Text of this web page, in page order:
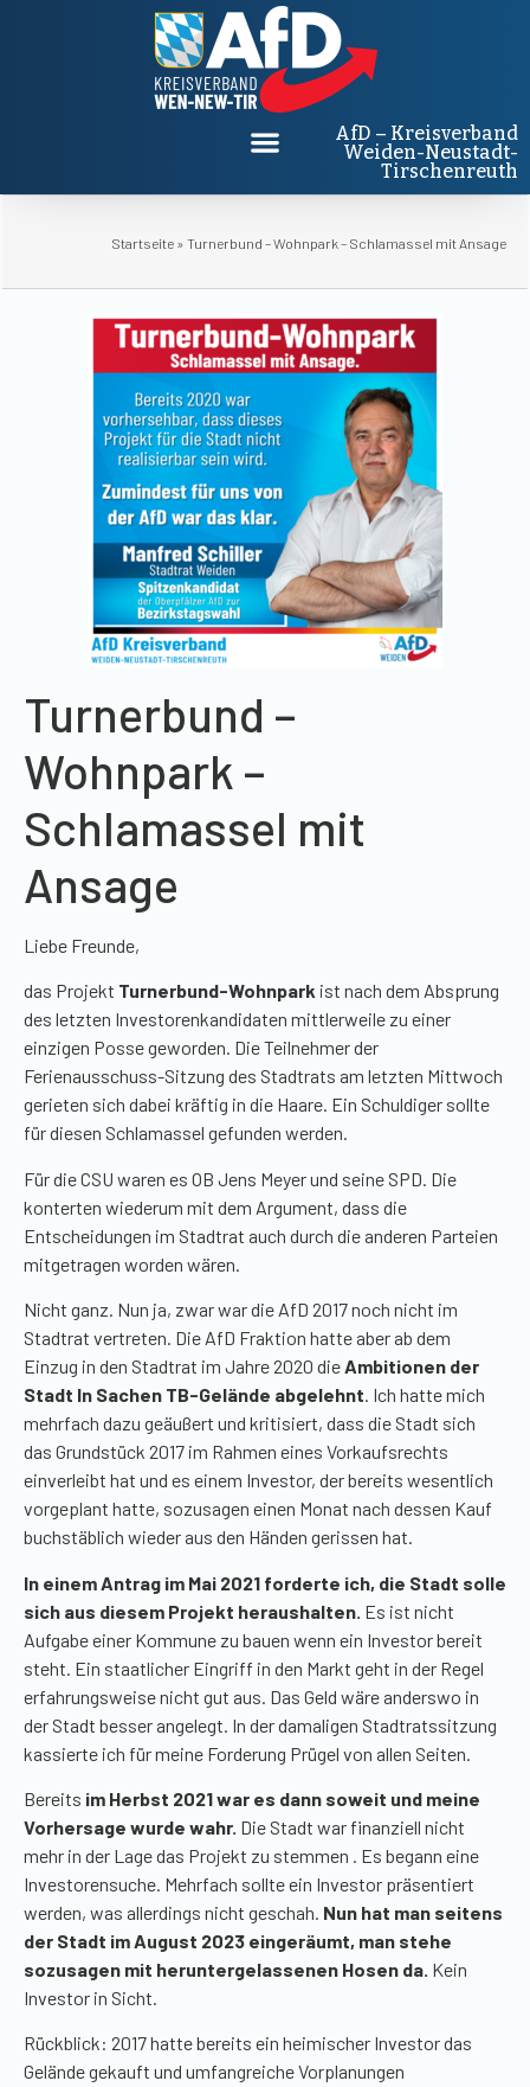
AfD – Kreisverband
Weiden-Neustadt-
Tirschenreuth
Startseite » Turnerbund – Wohnpark – Schlamassel mit Ansage
Turnerbund –
Wohnpark –
Schlamassel mit
Ansage
Liebe Freunde,
das Projekt Turnerbund-Wohnpark ist nach dem Absprung
des letzten Investorenkandidaten mittlerweile zu einer
einzigen Posse geworden. Die Teilnehmer der
Ferienausschuss-Sitzung des Stadtrats am letzten Mittwoch
gerieten sich dabei kräftig in die Haare. Ein Schuldiger sollte
für diesen Schlamassel gefunden werden.
Für die CSU waren es OB Jens Meyer und seine SPD. Die
konterten wiederum mit dem Argument, dass die
Entscheidungen im Stadtrat auch durch die anderen Parteien
mitgetragen worden wären.
Nicht ganz. Nun ja, zwar war die AfD 2017 noch nicht im
Stadtrat vertreten. Die AfD Fraktion hatte aber ab dem
Einzug in den Stadtrat im Jahre 2020 dieAmbitionen der
Stadt In Sachen TB-Gelände abgelehnt. Ich hatte mich
mehrfach dazu geäußert und kritisiert, dass die Stadt sich
das Grundstück 2017 im Rahmen eines Vorkaufsrechts
einverleibt hat und es einem Investor, der bereits wesentlich
vorgeplant hatte, sozusagen einen Monat nach dessen Kauf
buchstäblich wieder aus den Händen gerissen hat.
In einem Antrag im Mai 2021 forderte ich, die Stadt solle
sich aus diesem Projekt heraushalten. Es ist nicht
Aufgabe einer Kommune zu bauen wenn ein Investor bereit
steht. Ein staatlicher Eingriff in den Markt geht in der Regel
erfahrungsweise nicht gut aus. Das Geld wäre anderswo in
der Stadt besser angelegt. In der damaligen Stadtratssitzung
kassierte ich für meine Forderung Prügel von allen Seiten.
Bereits im Herbst 2021 war es dann soweit und meine
Vorhersage wurde wahr. Die Stadt war finanziell nicht
mehr in der Lage das Projekt zu stemmen . Es begann eine
Investorensuche. Mehrfach sollte ein Investor präsentiert
werden, was allerdings nicht geschah. Nun hat man seitens
der Stadt im August 2023 eingeräumt, man stehe
sozusagen mit heruntergelassenen Hosen da. Kein
Investor in Sicht.
Rückblick: 2017 hatte bereits ein heimischer Investor das
Gelände gekauft und umfangreiche Vorplanungen